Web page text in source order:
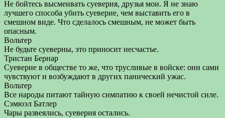
Не бойтесь высмеивать суеверия, друзья мои. Я не знаю
лучшего способа убить суеверие, чем выставить его в
смешном виде. Что сделалось смешным, не может быть
опасным.
Вольтер
Не будьте суеверны, это приносит несчастье.
Тристан Бернар
Суеверие в обществе то же, что трусливые в войске: они сами
чувствуют и возбуждают в других панический ужас.
Вольтер
Все народы питают тайную симпатию к своей нечистой силе.
Сэмюэл Батлер
Чары развеялись, суеверия остались.